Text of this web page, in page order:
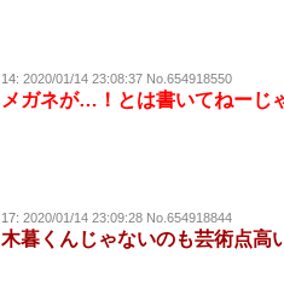
14: 2020/01/14 23:08:37 No.654918550
メガネが…！とは書いてねーじ
17: 2020/01/14 23:09:28 No.654918844
木暮くんじゃないのも芸術点高